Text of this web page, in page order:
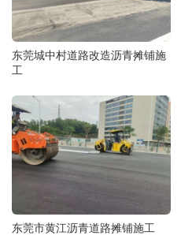
东莞城中村道路改造沥青摊铺施
工
东莞市黄江沥青道路摊铺施工